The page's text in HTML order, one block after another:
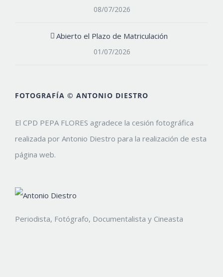
08/07/2026
Abierto el Plazo de Matriculación
01/07/2026
FOTOGRAFÍA © ANTONIO DIESTRO
El CPD PEPA FLORES agradece la cesión fotográfica
realizada por Antonio Diestro para la realización de esta
página web.
Periodista, Fotógrafo, Documentalista y Cineasta